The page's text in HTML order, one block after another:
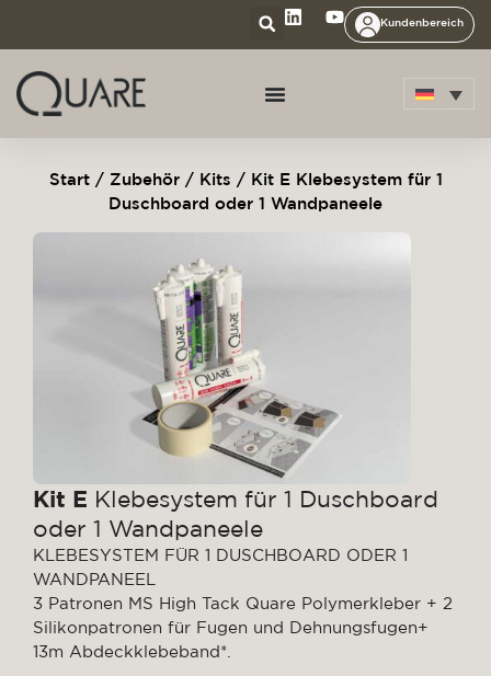
Kundenbereich
Start/ Zubehör/ Kits / Kit E Klebesystem für 1
Duschboard oder 1 Wandpaneele
Kit E Klebesystem für 1 Duschboard
oder 1 Wandpaneele
KLEBESYSTEM FÜR 1 DUSCHBOARD ODER 1
WANDPANEEL
3 Patronen MS High Tack Quare Polymerkleber + 2
Silikonpatronen für Fugen und Dehnungsfugen+
13m Abdeckklebeband*.